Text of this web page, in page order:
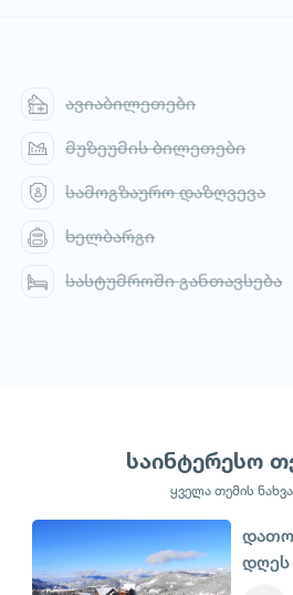
ავიაბილეთები
მუზეუმის ბილეთები
სამოგზაურო დაზღვევა
ხელბარგი
სასტუმროში განთავსება
საინტერესო
ყველა თემის ნახვა
დღეს